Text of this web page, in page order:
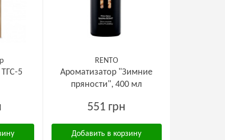
5
RENTO
Ароматизатор "Зимние
пряности", 400 мл
551 грн
Добавить в корзину